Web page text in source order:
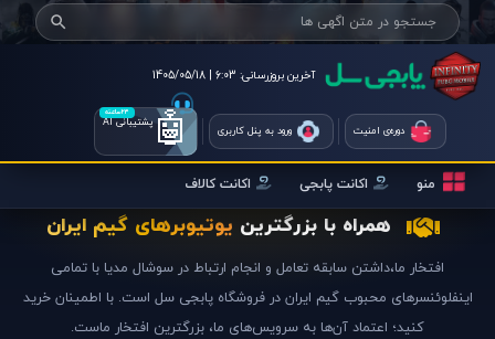
آخرین بروزرسانی: 6:03 | 1405/05/18
دوره‌ی امنیت ورود به پنل کاربری
۲۴ساعته 🤖 پشتیبانی AI
منو اکانت پابجی اکانت کالاف
همراه با بزرگترین یوتیوبرهای گیم ایران
افتخار ما،داشتن سابقه تعامل و انجام ارتباط در سوشال مدیا با تمامی
اینفلوئنسرهای محبوب گیم ایران در فروشگاه پابجی سل است. با اطمینان خرید
کنید؛ اعتماد آن‌ها به سرویس‌های ما، بزرگترین افتخار ماست.